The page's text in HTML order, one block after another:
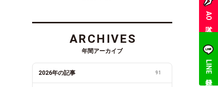
ARCHIVES
年間アーカイブ
2026年の記事 91
AO入試
LINE登録